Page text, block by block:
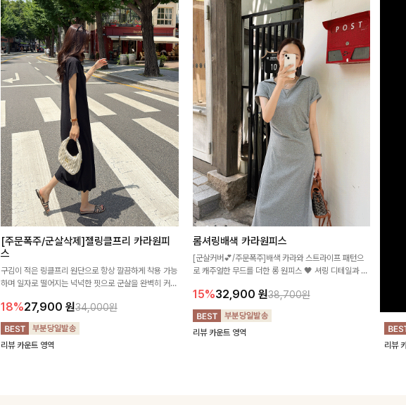
[주문폭주/군살삭제]젤링클프리 카라원피
스
구김이 적은 링클프리 원단으로 항상 깔끔하게 착용 가능
하며 일자로 떨어지는 넉넉한 핏으로 군살을 완벽히 커버
18%27,900 원34,000원
리뷰 카운트 영역
롬셔링배색 카라원피스
[군살커버💕/주문폭주]배색 카라와 스트라이프 패턴으
로 캐주얼한 무드를 더한 롱 원피스 🖤 셔링 디테일과 쫀
15%32,900 원38,700원
리뷰 카운트 영역
리뷰